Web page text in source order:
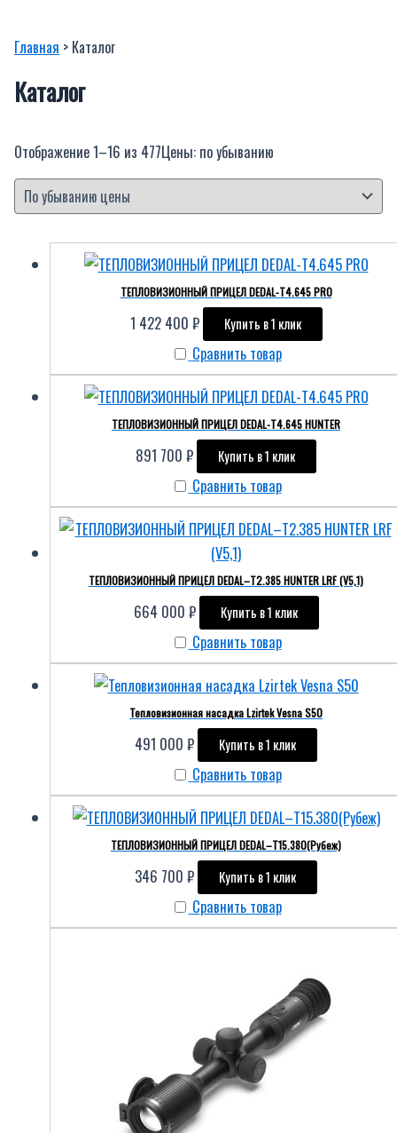
Главная > Каталог
Каталог
Отображение 1–16 из 477Цены: по убыванию
ТЕПЛОВИЗИОННЫЙ ПРИЦЕЛ DEDAL-T4.645 PRO
1 422 400 ₽ Купить в 1 клик
Сравнить товар
ТЕПЛОВИЗИОННЫЙ ПРИЦЕЛ DEDAL-T4.645 HUNTER
891 700 ₽ Купить в 1 клик
Сравнить товар
ТЕПЛОВИЗИОННЫЙ ПРИЦЕЛ DEDAL–T2.385 HUNTER LRF (V5,1)
664 000 ₽ Купить в 1 клик
Сравнить товар
Тепловизионная насадка Lzirtek Vesna S50
491 000 ₽ Купить в 1 клик
Сравнить товар
ТЕПЛОВИЗИОННЫЙ ПРИЦЕЛ DEDAL–T15.380(Рубеж)
346 700 ₽ Купить в 1 клик
Сравнить товар